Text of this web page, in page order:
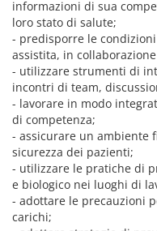
informazioni di sua
loro stato di salute;
- predisporre le
assistita, in
- utilizzare strumenti di
incontri di team,
- lavorare in modo
di competenza;
- assicurare un ambiente
sicurezza dei pazienti;
- utilizzare le pratiche di
e biologico nei luoghi di
- adottare le precauzioni
carichi;